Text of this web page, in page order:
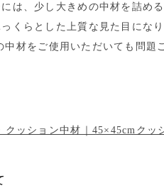
は、少し大きめの中材を詰め
くらとした上質な見た目にな
中材をご使用いただいても問題
クッション中材｜45×45cmクッ